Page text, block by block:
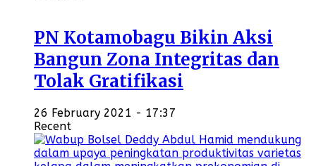
PN Kotamobagu Bikin Aksi
Bangun Zona Integritas dan
Tolak Gratifikasi
26 February 2021 - 17:37
Recent